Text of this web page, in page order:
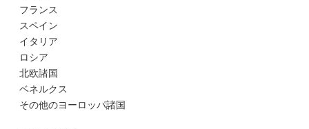
フランス
スペイン
イタリア
ロシア
北欧諸国
ベネルクス
その他のヨーロッパ諸国